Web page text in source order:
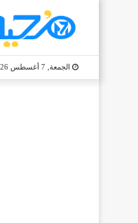
الجمعة, 7 أغسطس 2026